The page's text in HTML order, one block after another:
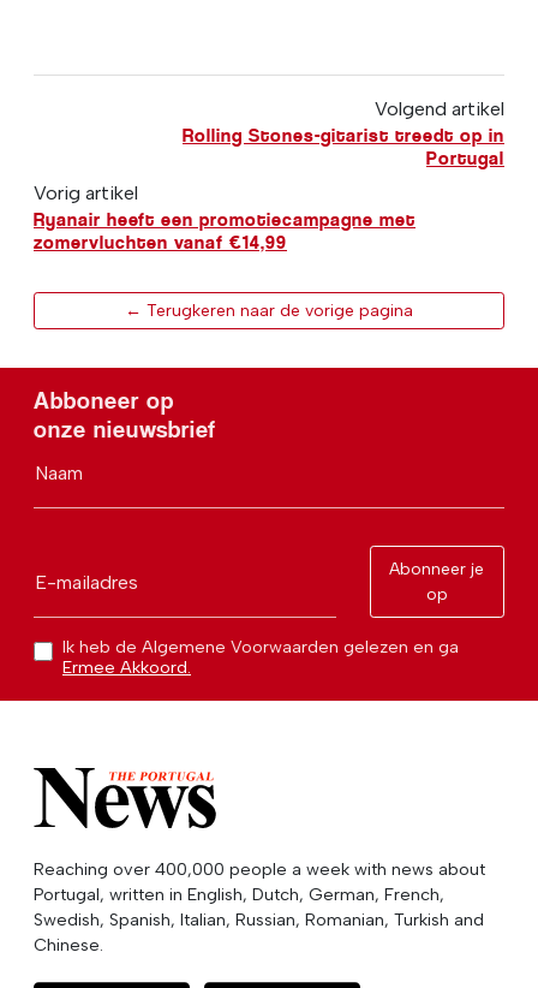
Volgend artikel
Rolling Stones-gitarist treedt op in
Portugal
Vorig artikel
Ryanair heeft een promotiecampagne met
zomervluchten vanaf €14,99
← Terugkeren naar de vorige pagina
Abboneer op
onze nieuwsbrief
Naam
E-mailadres
Abonneer je
op
Ik heb de Algemene Voorwaarden gelezen en ga
Ermee Akkoord.
Reaching over 400,000 people a week with news about
Portugal, written in English, Dutch, German, French,
Swedish, Spanish, Italian, Russian, Romanian, Turkish and
Chinese.